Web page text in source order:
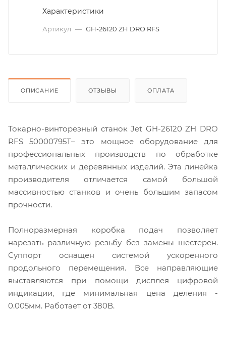
Характеристики
Артикул — GH-26120 ZH DRO RFS
ОПИСАНИЕ ОТЗЫВЫ ОПЛАТА
Токарно-винторезный станок Jet GH-26120 ZH DRO
RFS 50000795T– это мощное оборудование для
профессиональных производств по обработке
металлических и деревянных изделий. Эта линейка
производителя отличается самой большой
массивностью станков и очень большим запасом
прочности.
Полноразмерная коробка подач позволяет
нарезать различную резьбу без замены шестерен.
Суппорт оснащен системой ускоренного
продольного перемещения. Все направляющие
выставляются при помощи дисплея цифровой
индикации, где минимальная цена деления -
0.005мм. Работает от 380В.